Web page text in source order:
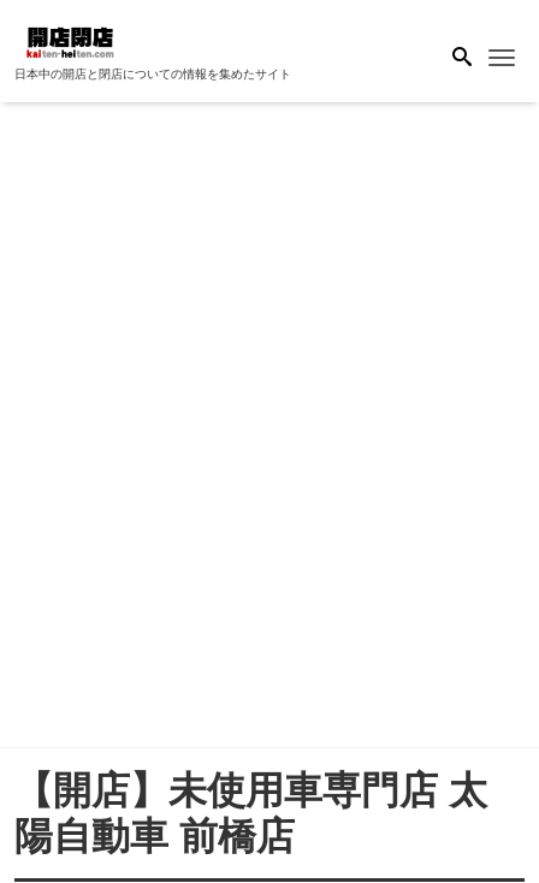
日本中の開店と閉店についての情報を集めたサイト
【開店】未使用車専門店 太
陽自動車 前橋店